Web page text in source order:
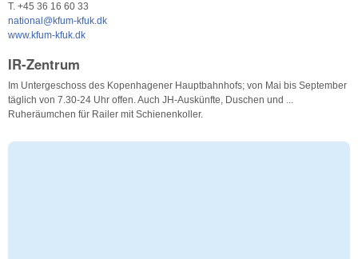
T. +45 36 16 60 33
national@kfum-kfuk.dk
www.kfum-kfuk.dk
IR-Zentrum
Im Untergeschoss des Kopenhagener Hauptbahnhofs; von Mai bis September
täglich von 7.30-24 Uhr offen. Auch JH-Auskünfte, Duschen und ...
Ruheräumchen für Railer mit Schienenkoller.